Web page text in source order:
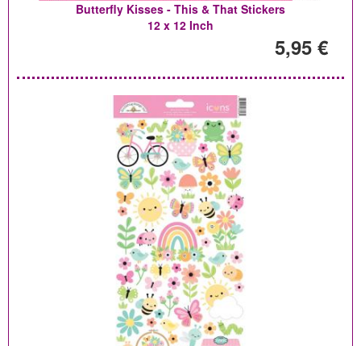
Butterfly Kisses - This & That Stickers
12 x 12 Inch
5,95 €